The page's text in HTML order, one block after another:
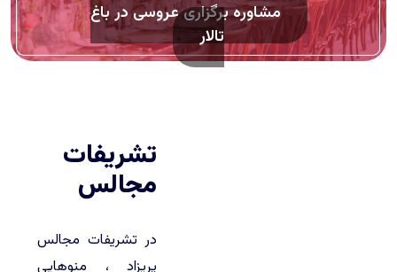
مشاوره برگزاری عروسی در باغ
تالار
تشریفات
مجالس
در تشریفات مجالس
پریزاد ، منوهایی